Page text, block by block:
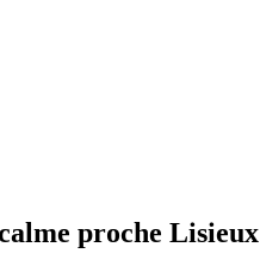
proche Lisieux